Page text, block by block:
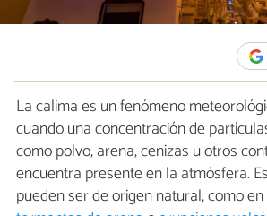
La calima es un fenómeno
cuando una concentración de
como polvo, arena, cenizas u otros
encuentra presente en la atmósfera.
pueden ser de origen natural, como